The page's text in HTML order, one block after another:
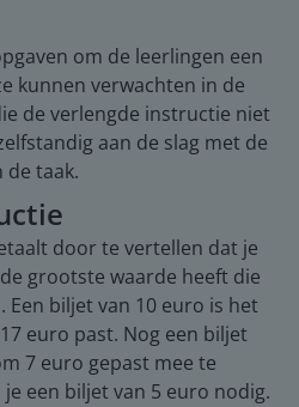
om de leerlingen een
kunnen verwachten in de
de verlengde instructie niet
aan de slag met de
de taak.
door te vertellen dat je
grootste waarde heeft die
Een biljet van 10 euro is het
euro past. Nog een biljet
7 euro gepast mee te
een biljet van 5 euro nodig.